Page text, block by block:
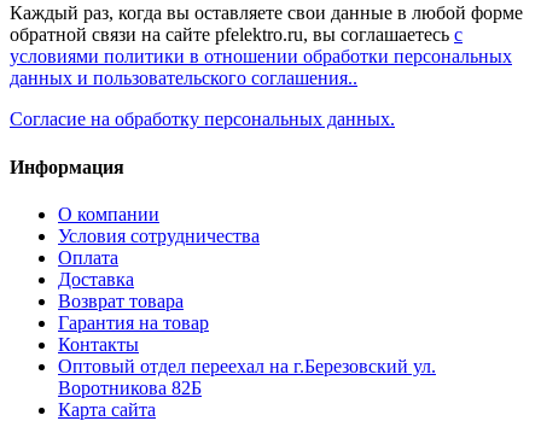
Каждый раз, когда вы оставляете свои данные в любой форме
обратной связи на сайте pfelektro.ru, вы соглашаетесь с
условиями политики в отношении обработки персональных
данных и пользовательского соглашения..
Согласие на обработку персональных данных.
Информация
О компании
Условия сотрудничества
Оплата
Доставка
Возврат товара
Гарантия на товар
Контакты
Оптовый отдел переехал на г.Березовский ул.
Воротникова 82Б
Карта сайта